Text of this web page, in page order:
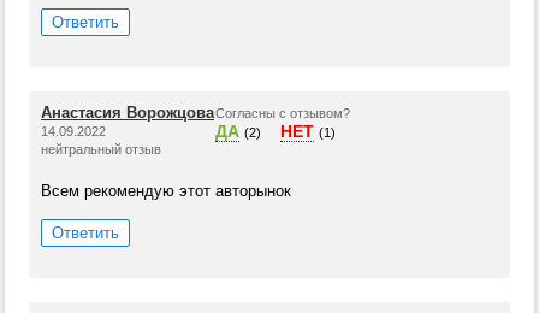
Ответить
Анастасия Ворожцова
14.09.2022
нейтральный отзыв
Согласны с отзывом?
ДА (2) НЕТ (1)
Всем рекомендую этот авторынок
Ответить